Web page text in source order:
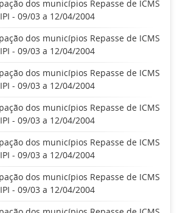
dos municípios Repasse de ICMS
- 09/03 a 12/04/2004
dos municípios Repasse de ICMS
- 09/03 a 12/04/2004
dos municípios Repasse de ICMS
- 09/03 a 12/04/2004
dos municípios Repasse de ICMS
- 09/03 a 12/04/2004
dos municípios Repasse de ICMS
- 09/03 a 12/04/2004
dos municípios Repasse de ICMS
- 09/03 a 12/04/2004